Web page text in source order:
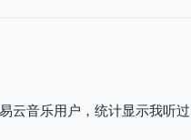
云音乐用户，统计显示我听过